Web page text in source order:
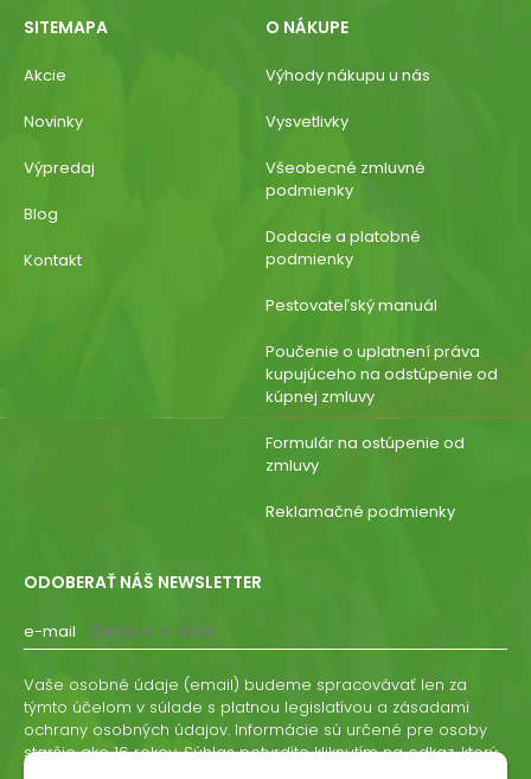
SITEMAPA
Akcie
Novinky
Výpredaj
Blog
Kontakt
O NÁKUPE
Výhody nákupu u nás
Vysvetlivky
Všeobecné zmluvné
podmienky
Dodacie a platobné
podmienky
Pestovateľský manuál
Poučenie o uplatnení práva
kupujúceho na odstúpenie od
kúpnej zmluvy
Formulár na ostúpenie od
zmluvy
Reklamačné podmienky
ODOBERAŤ NÁŠ NEWSLETTER
e-mail
Vaše osobné údaje (email) budeme spracovávať len za
týmto účelom v súlade s platnou legislatívou a zásadami
ochrany osobných údajov. Informácie sú určené pre osoby
staršie ako 16 rokov. Súhlas potvrdíte kliknutím na odkaz, ktorý